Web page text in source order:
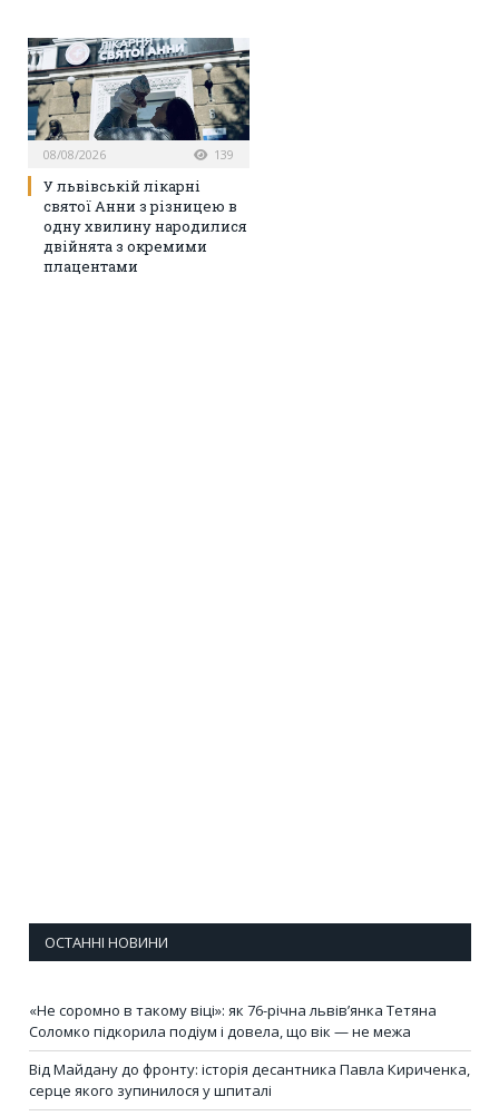
08/08/2026 139
У львівській лікарні
святої Анни з різницею в
одну хвилину народилися
двійнята з окремими
плацентами
ОСТАННІ НОВИНИ
«Не соромно в такому віці»: як 76-річна львів’янка Тетяна
Соломко підкорила подіум і довела, що вік — не межа
Від Майдану до фронту: історія десантника Павла Кириченка,
серце якого зупинилося у шпиталі